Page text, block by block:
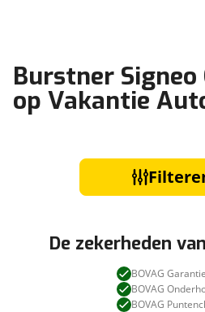
Burstner Signeo
op Vakantie
De zekerheden
BOVAG Garantie
BOVAG
BOVAG